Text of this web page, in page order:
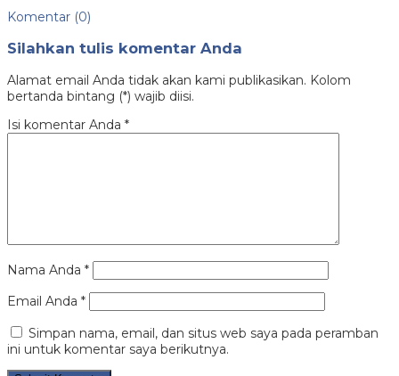
Komentar (0)
Silahkan tulis komentar Anda
Alamat email Anda tidak akan kami publikasikan. Kolom
bertanda bintang (*) wajib diisi.
Isi komentar Anda *
Nama Anda *
Email Anda *
Simpan nama, email, dan situs web saya pada peramban
ini untuk komentar saya berikutnya.